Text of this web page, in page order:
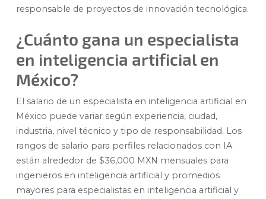
responsable de proyectos de innovación tecnológica.
¿Cuánto gana un especialista
en inteligencia artificial en
México?
El salario de un especialista en inteligencia artificial en
México puede variar según experiencia, ciudad,
industria, nivel técnico y tipo de responsabilidad. Los
rangos de salario para perfiles relacionados con IA
están alrededor de $36,000 MXN mensuales para
ingenieros en inteligencia artificial y promedios
mayores para especialistas en inteligencia artificial y